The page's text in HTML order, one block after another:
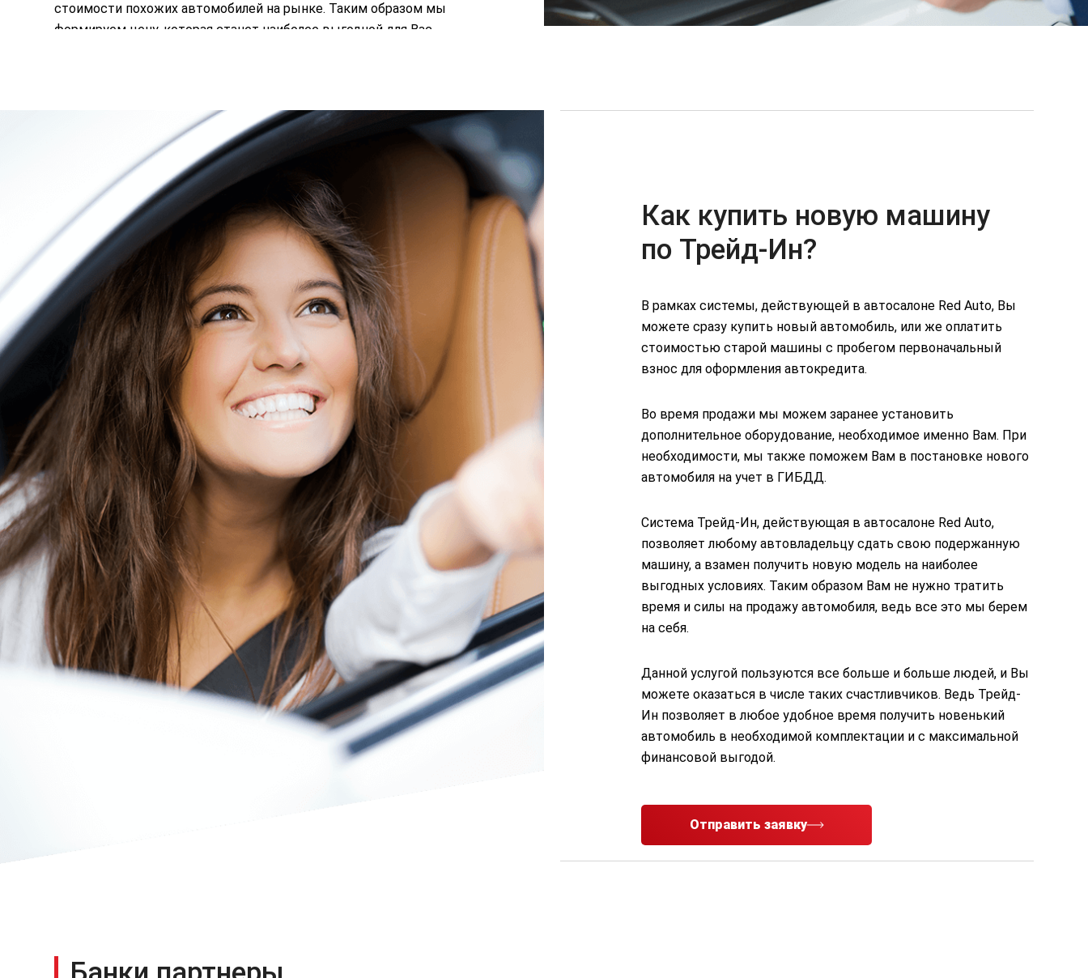
стоимости похожих автомобилей на рынке. Таким образом мы
формируем цену, которая станет наиболее выгодной для Вас
Отправить заявку
Как купить новую машину
по Трейд-Ин?
В рамках системы, действующей в автосалоне Red Auto, Вы
можете сразу купить новый автомобиль, или же оплатить
стоимостью старой машины с пробегом первоначальный
взнос для оформления автокредита.
Во время продажи мы можем заранее установить
дополнительное оборудование, необходимое именно Вам. При
необходимости, мы также поможем Вам в постановке нового
автомобиля на учет в ГИБДД.
Система Трейд-Ин, действующая в автосалоне Red Auto,
позволяет любому автовладельцу сдать свою подержанную
машину, а взамен получить новую модель на наиболее
выгодных условиях. Таким образом Вам не нужно тратить
время и силы на продажу автомобиля, ведь все это мы берем
на себя.
Данной услугой пользуются все больше и больше людей, и Вы
можете оказаться в числе таких счастливчиков. Ведь Трейд-
Ин позволяет в любое удобное время получить новенький
автомобиль в необходимой комплектации и с максимальной
финансовой выгодой.
Отправить заявку